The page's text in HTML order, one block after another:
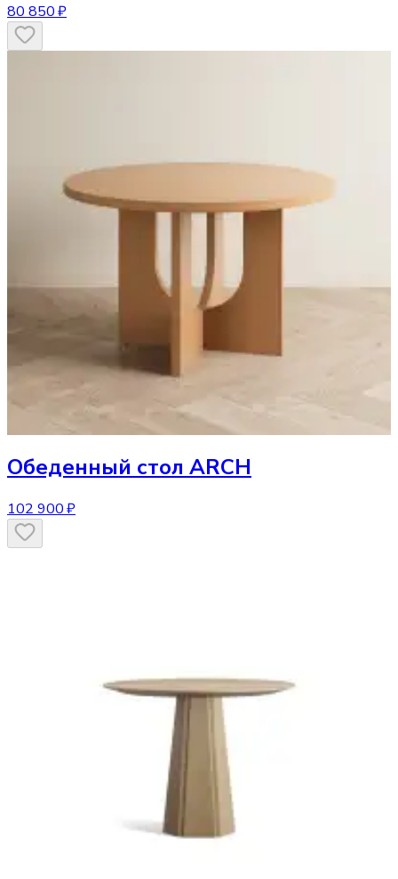
80 850 ₽
Обеденный стол ARCH
102 900 ₽